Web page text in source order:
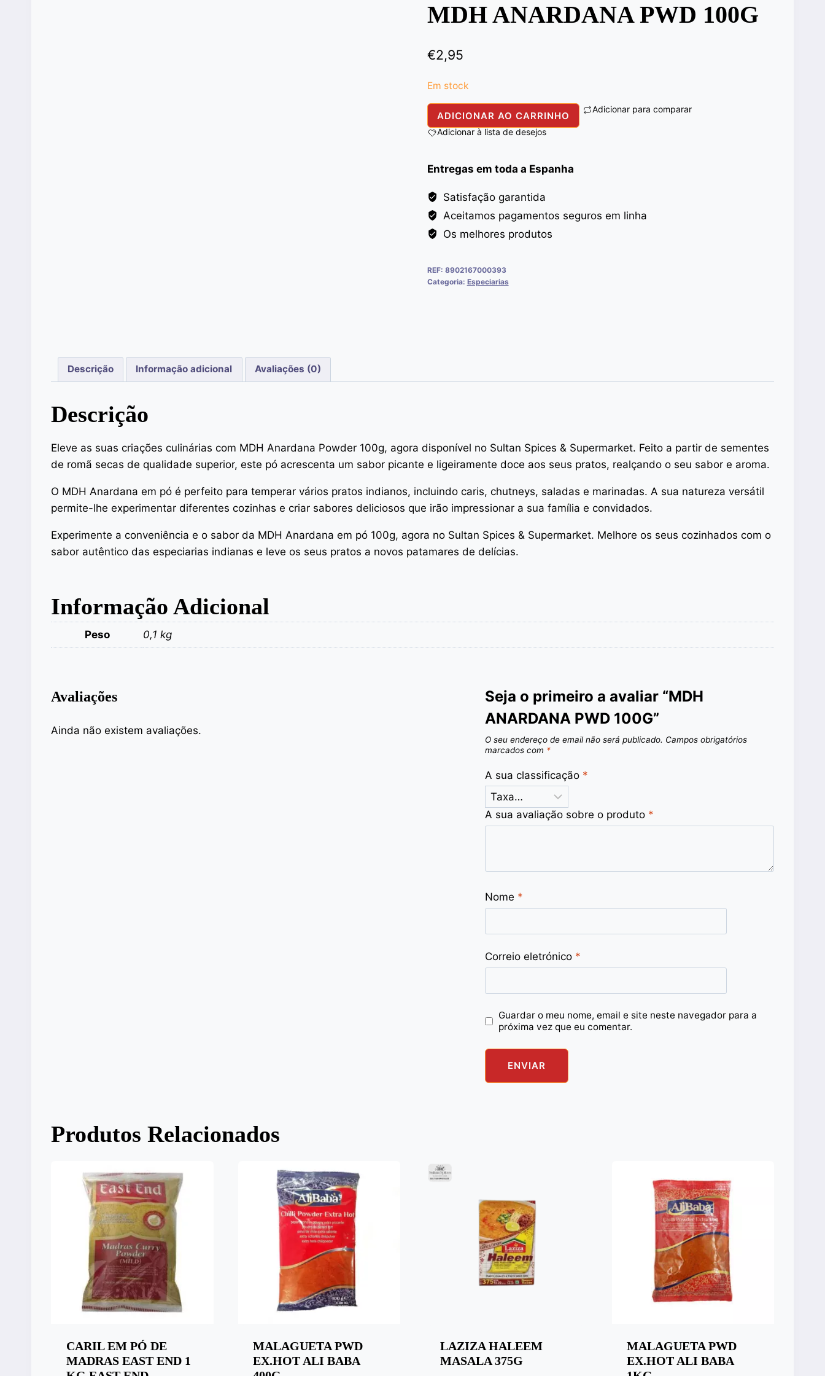
MDH ANARDANA PWD 100G
€2,95
Em stock
Quantidade
de
PWD
100G
ADICIONAR AO CARRINHO
Adicionar para comparar
Adicionar à lista de desejos
Entregas em toda a Espanha
Satisfação garantida
Aceitamos pagamentos seguros em linha
Os melhores produtos
REF: 8902167000393
Categoria: Especiarias
Descrição Informação adicional Avaliações (0)
Descrição
Eleve as suas criações culinárias com MDH Anardana Powder 100g, agora disponível no Sultan Spices & Supermarket. Feito a partir de sementes
de romã secas de qualidade superior, este pó acrescenta um sabor picante e ligeiramente doce aos seus pratos, realçando o seu sabor e aroma.
O MDH Anardana em pó é perfeito para temperar vários pratos indianos, incluindo caris, chutneys, saladas e marinadas. A sua natureza versátil
permite-lhe experimentar diferentes cozinhas e criar sabores deliciosos que irão impressionar a sua família e convidados.
Experimente a conveniência e o sabor da MDH Anardana em pó 100g, agora no Sultan Spices & Supermarket. Melhore os seus cozinhados com o
sabor autêntico das especiarias indianas e leve os seus pratos a novos patamares de delícias.
Informação Adicional
Peso 0,1 kg
Avaliações
Ainda não existem avaliações.
Seja o primeiro a avaliar “MDH
ANARDANA PWD 100G”
O seu endereço de email não será publicado. Campos obrigatórios
marcados com *
A sua classificação *
A sua avaliação sobre o produto *
Nome *
Correio eletrónico *
Guardar o meu nome, email e site neste navegador para a
próxima vez que eu comentar.
Produtos Relacionados
CARIL EM PÓ DE
MADRAS EAST END 1
MALAGUETA PWD
EX.HOT ALI BABA
LAZIZA HALEEM
MASALA 375G
MALAGUETA PWD
EX.HOT ALI BABA